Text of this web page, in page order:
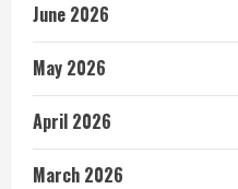
June 2026
May 2026
April 2026
March 2026